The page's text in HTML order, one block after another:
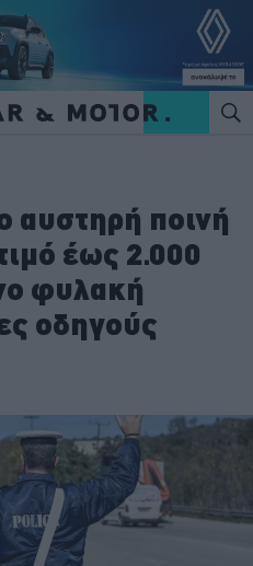
αυστηρή ποινή
έως 2.000
φυλακή
οδηγούς